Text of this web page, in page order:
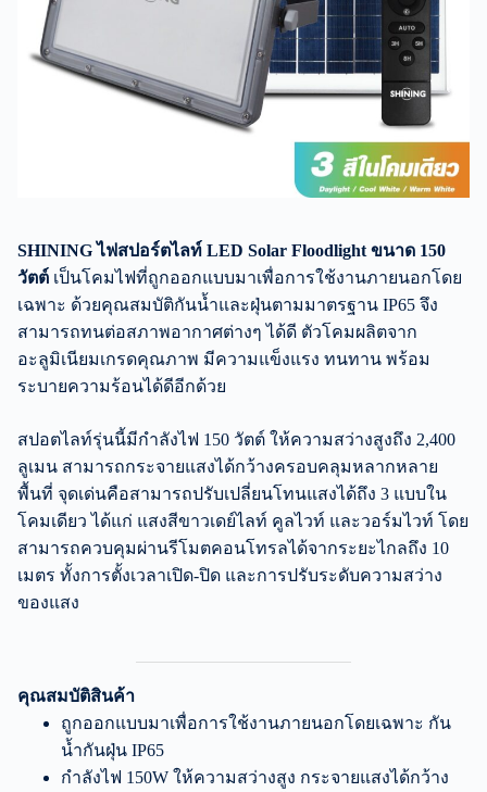
SHINING ไฟสปอร์ตไลท์ LED Solar Floodlight ขนาด 150
วัตต์ เป็นโคมไฟที่ถูกออกแบบมาเพื่อการใช้งานภายนอกโดย
เฉพาะ ด้วยคุณสมบัติกันน้ำและฝุ่นตามมาตรฐาน IP65 จึง
สามารถทนต่อสภาพอากาศต่างๆ ได้ดี ตัวโคมผลิตจาก
อะลูมิเนียมเกรดคุณภาพ มีความแข็งแรง ทนทาน พร้อม
ระบายความร้อนได้ดีอีกด้วย
สปอตไลท์รุ่นนี้มีกำลังไฟ 150 วัตต์ ให้ความสว่างสูงถึง 2,400
ลูเมน สามารถกระจายแสงได้กว้างครอบคลุมหลากหลาย
พื้นที่ จุดเด่นคือสามารถปรับเปลี่ยนโทนแสงได้ถึง 3 แบบใน
โคมเดียว ได้แก่ แสงสีขาวเดย์ไลท์ คูลไวท์ และวอร์มไวท์ โดย
สามารถควบคุมผ่านรีโมตคอนโทรลได้จากระยะไกลถึง 10
เมตร ทั้งการตั้งเวลาเปิด-ปิด และการปรับระดับความสว่าง
ของแสง
คุณสมบัติสินค้า
ถูกออกแบบมาเพื่อการใช้งานภายนอกโดยเฉพาะ กัน
น้ำกันฝุ่น IP65
กำลังไฟ 150W ให้ความสว่างสูง กระจายแสงได้กว้าง